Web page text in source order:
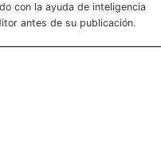
con la ayuda de inteligencia
antes de su publicación.